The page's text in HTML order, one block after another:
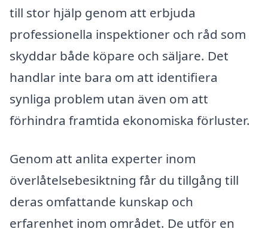
till stor hjälp genom att erbjuda
professionella inspektioner och råd som
skyddar både köpare och säljare. Det
handlar inte bara om att identifiera
synliga problem utan även om att
förhindra framtida ekonomiska förluster.
Genom att anlita experter inom
överlåtelsebesiktning får du tillgång till
deras omfattande kunskap och
erfarenhet inom området. De utför en